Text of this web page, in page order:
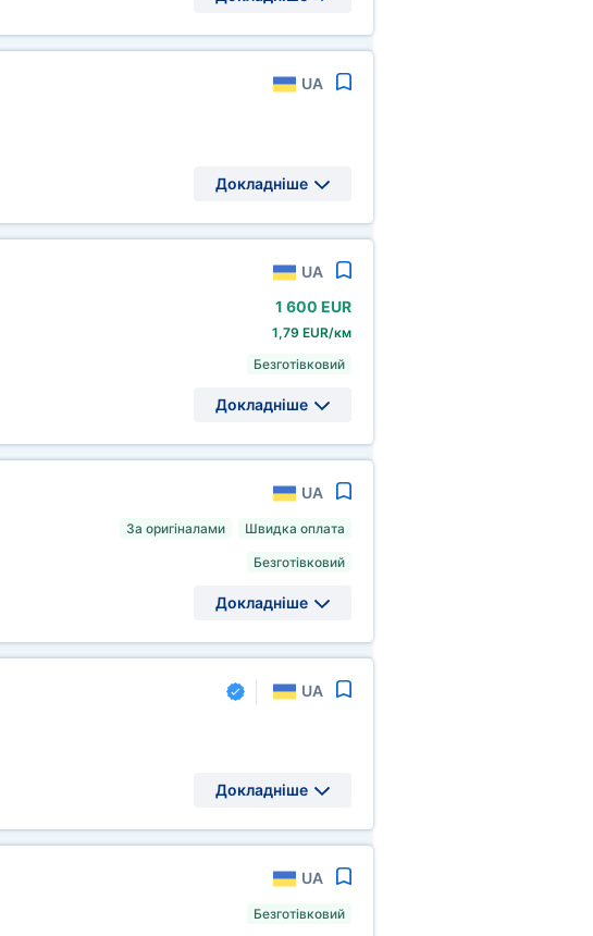
UA
Докладніше
UA
1 600 EUR
1,79 EUR/км
Безготівковий
Докладніше
UA
За оригіналами Швидка оплата
Безготівковий
Докладніше
UA
Докладніше
UA
Безготівковий